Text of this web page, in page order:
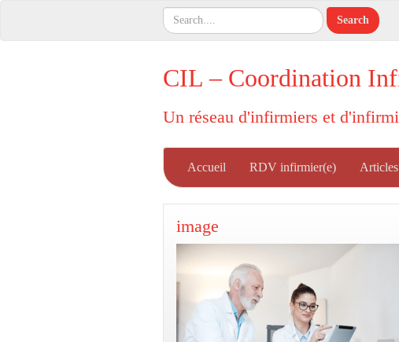
CIL – Coordination
Un réseau d'infirmiers et
Accueil RDV infirmier(e) Articles
image